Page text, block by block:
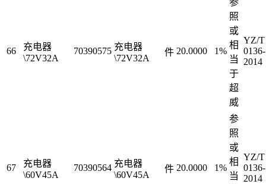
66
充电器
\72V32A
70390575 充电器
\72V32A
件 20.0000 1%
参
照
或
相
当
于
超
威
YZ/T
0136-
2014
67
充电器
\60V45A
70390564 充电器
\60V45A
件 20.0000 1%
参
照
或
相
当
YZ/T
0136-
2014